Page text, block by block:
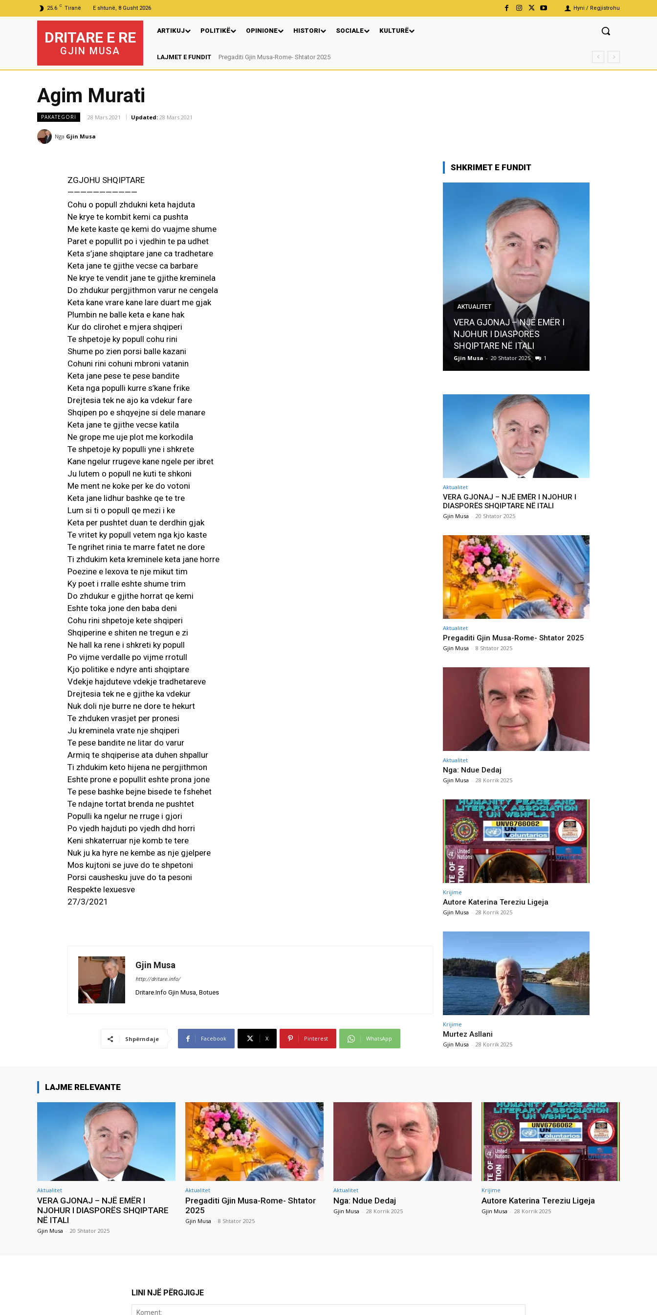
25.6 C Tiranë E shtunë, 8 Gusht 2026 Hyni / Regjistrohu
DRITARE E RE
GJIN MUSA
ARTIKUJ POLITIKË OPINIONE HISTORI SOCIALE KULTURË
LAJMET E FUNDIT Pregaditi Gjin Musa-Rome- Shtator 2025
Nga: Ndue Dedaj
Agim Murati
PAKATEGORI 28 Mars 2021 Updated: 28 Mars 2021
Nga Gjin Musa
ZGJOHU SHQIPTARE
———————————
Cohu o popull zhdukni keta hajduta
Ne krye te kombit kemi ca pushta
Me kete kaste qe kemi do vuajme shume
Paret e popullit po i vjedhin te pa udhet
Keta s’jane shqiptare jane ca tradhetare
Keta jane te gjithe vecse ca barbare
Ne krye te vendit jane te gjithe kreminela
Do zhdukur pergjithmon varur ne cengela
Keta kane vrare kane lare duart me gjak
Plumbin ne balle keta e kane hak
Kur do clirohet e mjera shqiperi
Te shpetoje ky popull cohu rini
Shume po zien porsi balle kazani
Cohuni rini cohuni mbroni vatanin
Keta jane pese te pese bandite
Keta nga populli kurre s’kane frike
Drejtesia tek ne ajo ka vdekur fare
Shqipen po e shqyejne si dele manare
Keta jane te gjithe vecse katila
Ne grope me uje plot me korkodila
Te shpetoje ky populli yne i shkrete
Kane ngelur rrugeve kane ngele per ibret
Ju lutem o popull ne kuti te shkoni
Me ment ne koke per ke do votoni
Keta jane lidhur bashke qe te tre
Lum si ti o popull qe mezi i ke
Keta per pushtet duan te derdhin gjak
Te vritet ky popull vetem nga kjo kaste
Te ngrihet rinia te marre fatet ne dore
Ti zhdukim keta kreminele keta jane horre
Poezine e lexova te nje mikut tim
Ky poet i rralle eshte shume trim
Do zhdukur e gjithe horrat qe kemi
Eshte toka jone den baba deni
Cohu rini shpetoje kete shqiperi
Shqiperine e shiten ne tregun e zi
Ne hall ka rene i shkreti ky popull
Po vijme verdalle po vijme rrotull
Kjo politike e ndyre anti shqiptare
Vdekje hajduteve vdekje tradhetareve
Drejtesia tek ne e gjithe ka vdekur
Nuk doli nje burre ne dore te hekurt
Te zhduken vrasjet per pronesi
Ju kreminela vrate nje shqiperi
Te pese bandite ne litar do varur
Armiq te shqiperise ata duhen shpallur
Ti zhdukim keto hijena ne pergjithmon
Eshte prone e popullit eshte prona jone
Te pese bashke bejne bisede te fshehet
Te ndajne tortat brenda ne pushtet
Populli ka ngelur ne rruge i gjori
Po vjedh hajduti po vjedh dhd horri
Keni shkaterruar nje komb te tere
Nuk ju ka hyre ne kembe as nje gjelpere
Mos kujtoni se juve do te shpetoni
Porsi caushesku juve do ta pesoni
Respekte lexuesve
27/3/2021
Gjin Musa
http://dritare.info/
Dritare.Info Gjin Musa, Botues
Shpërndaje Facebook X Pinterest WhatsApp
SHKRIMET E FUNDIT
AKTUALITET
VERA GJONAJ – NJË EMËR I
NJOHUR I DIASPORËS
SHQIPTARE NË ITALI
Gjin Musa - 20 Shtator 2025 1
Aktualitet
VERA GJONAJ – NJË EMËR I NJOHUR I
DIASPORËS SHQIPTARE NË ITALI
Gjin Musa - 20 Shtator 2025
Aktualitet
Pregaditi Gjin Musa-Rome- Shtator 2025
Gjin Musa - 8 Shtator 2025
Aktualitet
Nga: Ndue Dedaj
Gjin Musa - 28 Korrik 2025
Krijime
Autore Katerina Tereziu Ligeja
Gjin Musa - 28 Korrik 2025
Krijime
Murtez Asllani
Gjin Musa - 28 Korrik 2025
LAJME RELEVANTE
Aktualitet
VERA GJONAJ – NJË EMËR I
NJOHUR I DIASPORËS SHQIPTARE
NË ITALI
Gjin Musa - 20 Shtator 2025
Aktualitet
Pregaditi Gjin Musa-Rome- Shtator
2025
Gjin Musa - 8 Shtator 2025
Aktualitet
Nga: Ndue Dedaj
Gjin Musa - 28 Korrik 2025
Krijime
Autore Katerina Tereziu Ligeja
Gjin Musa - 28 Korrik 2025
LINI NJË PËRGJIGJE